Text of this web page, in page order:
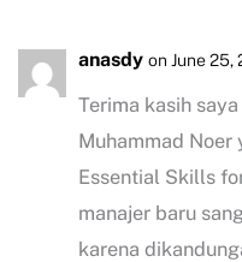
anasdy on June 25,
Terima kasih
Muhammad Noer
Essential Skills
manajer baru
karena